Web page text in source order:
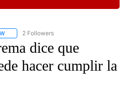
FOLLOW "NOTICIAS - CNN" TO RECEIVE
2 Followers
dice que
hacer cumplir la